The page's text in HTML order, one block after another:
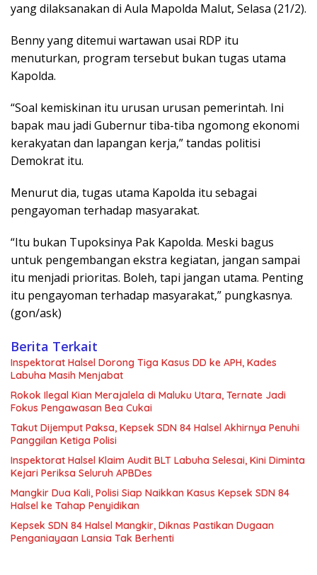
yang dilaksanakan di Aula Mapolda Malut, Selasa (21/2).
Benny yang ditemui wartawan usai RDP itu
menuturkan, program tersebut bukan tugas utama
Kapolda.
“Soal kemiskinan itu urusan urusan pemerintah. Ini
bapak mau jadi Gubernur tiba-tiba ngomong ekonomi
kerakyatan dan lapangan kerja,” tandas politisi
Demokrat itu.
Menurut dia, tugas utama Kapolda itu sebagai
pengayoman terhadap masyarakat.
“Itu bukan Tupoksinya Pak Kapolda. Meski bagus
untuk pengembangan ekstra kegiatan, jangan sampai
itu menjadi prioritas. Boleh, tapi jangan utama. Penting
itu pengayoman terhadap masyarakat,” pungkasnya.
(gon/ask)
Berita Terkait
Inspektorat Halsel Dorong Tiga Kasus DD ke APH, Kades
Labuha Masih Menjabat
Rokok Ilegal Kian Merajalela di Maluku Utara, Ternate Jadi
Fokus Pengawasan Bea Cukai
Takut Dijemput Paksa, Kepsek SDN 84 Halsel Akhirnya Penuhi
Panggilan Ketiga Polisi
Inspektorat Halsel Klaim Audit BLT Labuha Selesai, Kini Diminta
Kejari Periksa Seluruh APBDes
Mangkir Dua Kali, Polisi Siap Naikkan Kasus Kepsek SDN 84
Halsel ke Tahap Penyidikan
Kepsek SDN 84 Halsel Mangkir, Diknas Pastikan Dugaan
Penganiayaan Lansia Tak Berhenti